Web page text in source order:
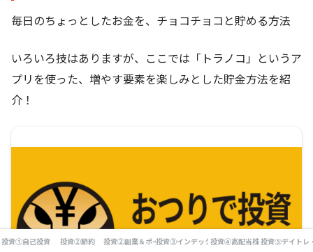
毎日のちょっとしたお金を、チョコチョコと貯める方法
いろいろ技はありますが、ここでは「トラノコ」というア
プリを使った、増やす要素を楽しみとした貯金方法を紹
介！
投資①自己投資 投資②節約 投資②副業＆ポイ活投資③インデックス投資投資④高配当株投資⑤デイトレ